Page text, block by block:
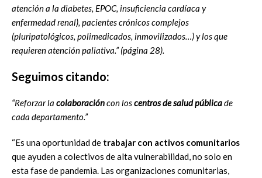
atención a la diabetes, EPOC, insuficiencia cardíaca y
enfermedad renal), pacientes crónicos complejos
(pluripatológicos, polimedicados, inmovilizados…) y los que
requieren atención paliativa.” (página 28).
Seguimos citando:
“Reforzar la colaboracióncon loscentros de salud públicade
cada departamento.”
“Es una oportunidad de trabajar con activos comunitarios
que ayuden a colectivos de alta vulnerabilidad, no solo en
esta fase de pandemia. Las organizaciones comunitarias,